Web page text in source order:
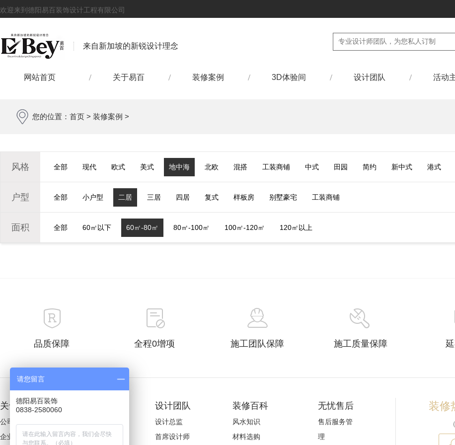
欢迎来到德阳易百装饰设计工程有限公司
来自新加坡的新锐设计理念
网站首页 关于易百 装修案例 3D体验间 设计团队 活动
您的位置： 首页 > 装修案例 >
风格 全部 现代 欧式 美式 地中海 北欧 混搭 工装商铺 中式 田园 简约 新中式 港式
户型 全部 小户型 二居 三居 四居 复式 样板房 别墅豪宅 工装商铺
面积 全部 60㎡以下 60㎡-80㎡ 80㎡-100㎡ 100㎡-120㎡ 120㎡以上
品质保障 全程0增项 施工团队保障 施工质量保障
关于易百
公司简介
企业文化
美式风格
设计团队
设计总监
首席设计师
装修百科
风水知识
材料选购
无忧售后
售后服务管
理
装修
请您留言
德阳易百装饰
0838-2580060